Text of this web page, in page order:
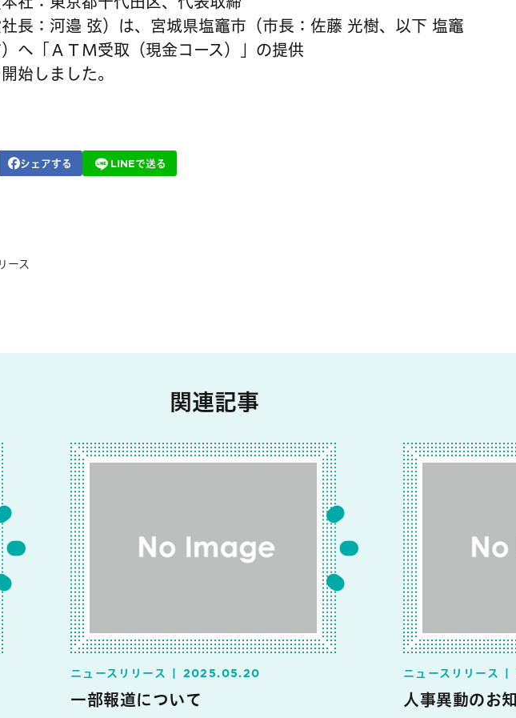
長：河邉 弦）は、宮城県塩竈市（市長：佐藤 光樹、以下 塩竈
へ「ＡＴＭ受取（現金コース）」の提供
始しました。
シェアする LINEで送る
ース
関連記事
ニュースリリース 2025.05.20
一部報道について
ニュースリリース
人事異動のお